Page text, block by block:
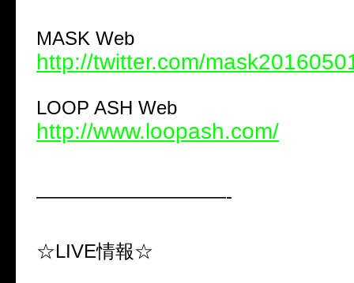
MASK Web
http://twitter.com/
LOOP ASH Web
http://www.loopash.com/
——————————-
☆LIVE情報☆